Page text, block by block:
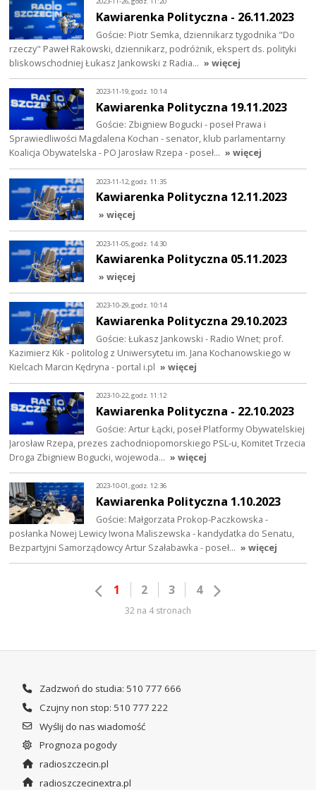
Kawiarenka Polityczna - 26.11.2023
Goście: Piotr Semka, dziennikarz tygodnika "Do
rzeczy" Paweł Rakowski, dziennikarz, podróżnik, ekspert ds. polityki
bliskowschodniej Łukasz Jankowski z Radia… » więcej
2023-11-19, godz. 10:14
Kawiarenka Polityczna 19.11.2023
Goście: Zbigniew Bogucki - poseł Prawa i
Sprawiedliwości Magdalena Kochan - senator, klub parlamentarny
Koalicja Obywatelska - PO Jarosław Rzepa - poseł… » więcej
2023-11-12, godz. 11:35
Kawiarenka Polityczna 12.11.2023
» więcej
2023-11-05, godz. 14:30
Kawiarenka Polityczna 05.11.2023
» więcej
2023-10-29, godz. 10:14
Kawiarenka Polityczna 29.10.2023
Goście: Łukasz Jankowski - Radio Wnet; prof.
Kazimierz Kik - politolog z Uniwersytetu im. Jana Kochanowskiego w
Kielcach Marcin Kędryna - portal i.pl » więcej
2023-10-22, godz. 11:12
Kawiarenka Polityczna - 22.10.2023
Goście: Artur Łącki, poseł Platformy Obywatelskiej
Jarosław Rzepa, prezes zachodniopomorskiego PSL-u, Komitet Trzecia
Droga Zbigniew Bogucki, wojewoda… » więcej
2023-10-01, godz. 12:36
Kawiarenka Polityczna 1.10.2023
Goście: Małgorzata Prokop-Paczkowska -
posłanka Nowej Lewicy Iwona Maliszewska - kandydatka do Senatu,
Bezpartyjni Samorządowcy Artur Szałabawka - poseł… » więcej
1 2 3 4
32 na 4 stronach
Zadzwoń do studia: 510 777 666
Czujny non stop: 510 777 222
Wyślij do nas wiadomość
Prognoza pogody
radioszczecin.pl
radioszczecinextra.pl